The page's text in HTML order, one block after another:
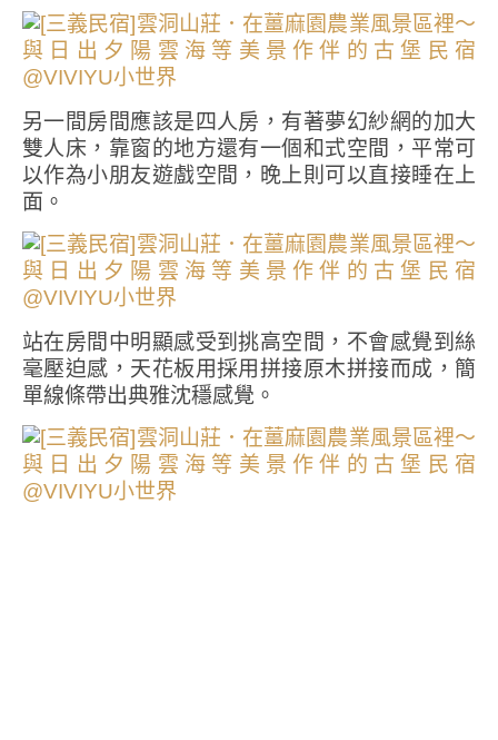
另一間房間應該是四人房，有著夢幻紗網的加大
雙人床，靠窗的地方還有一個和式空間，平常可
以作為小朋友遊戲空間，晚上則可以直接睡在上
面。
站在房間中明顯感受到挑高空間，不會感覺到絲
毫壓迫感，天花板用採用拼接原木拼接而成，簡
單線條帶出典雅沈穩感覺。